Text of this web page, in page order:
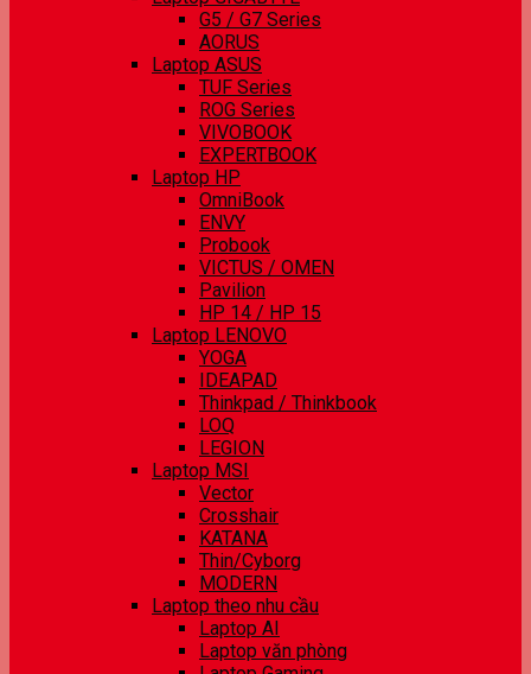
G5 / G7 Series
AORUS
Laptop ASUS
TUF Series
ROG Series
VIVOBOOK
EXPERTBOOK
Laptop HP
OmniBook
ENVY
Probook
VICTUS / OMEN
Pavilion
HP 14 / HP 15
Laptop LENOVO
YOGA
IDEAPAD
Thinkpad / Thinkbook
LOQ
LEGION
Laptop MSI
Vector
Crosshair
KATANA
Thin/Cyborg
MODERN
Laptop theo nhu cầu
Laptop AI
Laptop văn phòng